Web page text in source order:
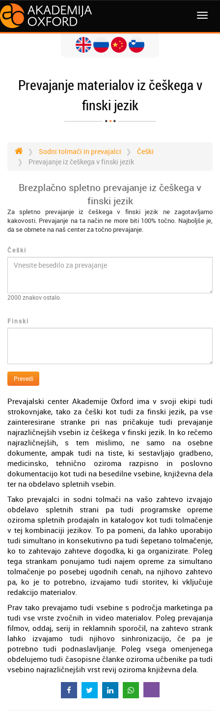
MENI
Prevajanje materialov iz češkega v
finski jezik
Sodni tolmači in prevajalci
Češki
Prevajanje iz češkega v finski jezik
Brezplačno spletno prevajanje iz češkega v
finski jezik
Za spletno prevajanje iz češkega v finski jezik ne zagotavljamo
kakovosti. Prevajanje na ta način ne more biti 100% točno. Najboljše je,
da se obrnete na naš center za točno prevajanje.
Češki
2000 znakov ostalo.
Finski
Prevedi
Prevajalski center Akademije Oxford ima v svoji ekipi tudi
strokovnjake, tako za češki kot tudi za finski jezik, pa vse
zainteresirane stranke pri nas pričakuje tudi prevajanje
najrazličnejših vsebin iz češkega v finski jezik. In ko rečemo
najrazličnejših, s tem mislimo, ne samo na osebne
dokumente, ampak tudi na tiste, ki sestavljajo gradbeno,
medicinsko, tehnično oziroma razpisno in poslovno
dokumentacijo kot tudi na besedilne vsebine, književna dela
ter na obdelavo spletnih vsebin.
Tako prevajalci in sodni tolmači na vašo zahtevo izvajajo
obdelavo spletnih strani pa tudi programske opreme
oziroma spletnih prodajaln in katalogov kot tudi tolmačenje
v tej kombinaciji jezikov. To pa pomeni, da lahko uporabijo
tudi simultano in konsekutivno pa tudi šepetano tolmačenje,
ko to zahtevajo zahteve dogodka, ki ga organizirate. Poleg
tega strankam ponujamo tudi najem opreme za simultano
tolmačenje po posebej ugodnih cenah, na njihovo zahtevo
pa, ko je to potrebno, izvajamo tudi storitev, ki vključuje
redakcijo materialov.
Prav tako prevajamo tudi vsebine s področja marketinga pa
tudi vse vrste zvočnih in video materialov. Poleg prevajanja
filmov, oddaj, serij in reklamnih sporočil, na zahtevo strank
lahko izvajamo tudi njihovo sinhronizacijo, če pa je
potrebno tudi podnaslavljanje. Poleg vsega omenjenega
obdelujemo tudi časopisne članke oziroma učbenike pa tudi
vsebino najrazličnejših vrst revij oziroma književna dela.